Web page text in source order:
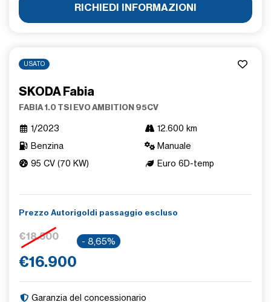
RICHIEDI INFORMAZIONI
USATO
SKODA Fabia
FABIA 1.0 TSI EVO AMBITION 95CV
1/2023
12.600 km
Benzina
Manuale
95 CV (70 KW)
Euro 6D-temp
Prezzo Autorigoldi passaggio escluso
€18.500 - 8,65%
€16.900
Garanzia del concessionario